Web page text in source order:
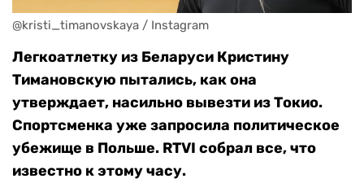
@kristi_timanovskaya / Instagram
Легкоатлетку из Беларуси Кристину
Тимановскую пытались, как она
утверждает, насильно вывезти из Токио.
Спортсменка уже запросила политическое
убежище в Польше. RTVI собрал все, что
известно к этому часу.